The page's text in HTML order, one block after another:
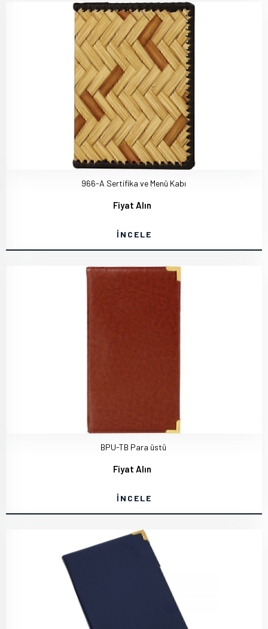
966-A Sertifika ve Menü Kabı
Fiyat Alın
İNCELE
BPU-TB Para üstü
Fiyat Alın
İNCELE